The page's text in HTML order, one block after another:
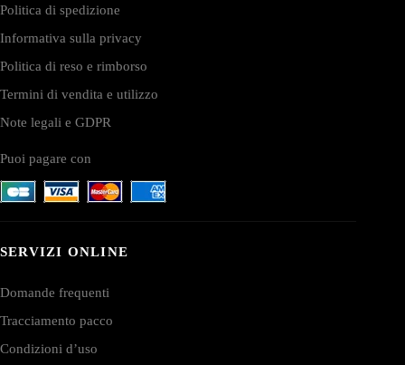
Politica di spedizione
Informativa sulla privacy
Politica di reso e rimborso
Termini di vendita e utilizzo
Note legali e GDPR
Puoi pagare con
SERVIZI ONLINE
Domande frequenti
Tracciamento pacco
Condizioni d’uso